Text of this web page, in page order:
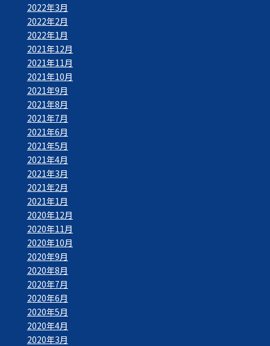
2022年3月
2022年2月
2022年1月
2021年12月
2021年11月
2021年10月
2021年9月
2021年8月
2021年7月
2021年6月
2021年5月
2021年4月
2021年3月
2021年2月
2021年1月
2020年12月
2020年11月
2020年10月
2020年9月
2020年8月
2020年7月
2020年6月
2020年5月
2020年4月
2020年3月